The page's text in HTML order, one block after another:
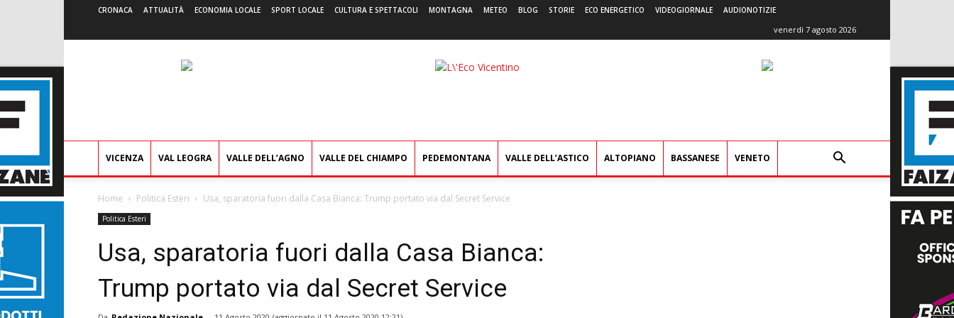
CRONACA ATTUALITÀ ECONOMIA LOCALE SPORT LOCALE CULTURA E SPETTACOLI MONTAGNA METEO BLOG STORIE ECO ENERGETICO VIDEOGIORNALE AUDIONOTIZIE
venerdì 7 agosto 2026
L'Eco
VICENZA VAL LEOGRA VALLE DELL’AGNO VALLE DEL CHIAMPO PEDEMONTANA VALLE DELL’ASTICO ALTOPIANO BASSANESE VENETO
Home Politica Esteri Usa, sparatoria fuori dalla Casa Bianca: Trump portato via dal Secret Service
Politica Esteri
Usa, sparatoria fuori dalla Casa Bianca:
Trump portato via dal Secret Service